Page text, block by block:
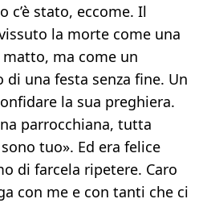
c’è stato, eccome. Il
la morte come una
ma come un
di una festa senza fine. Un
la sua preghiera.
parrocchiana, tutta
tuo». Ed era felice
di farcela ripetere. Caro
con me e con tanti che ci